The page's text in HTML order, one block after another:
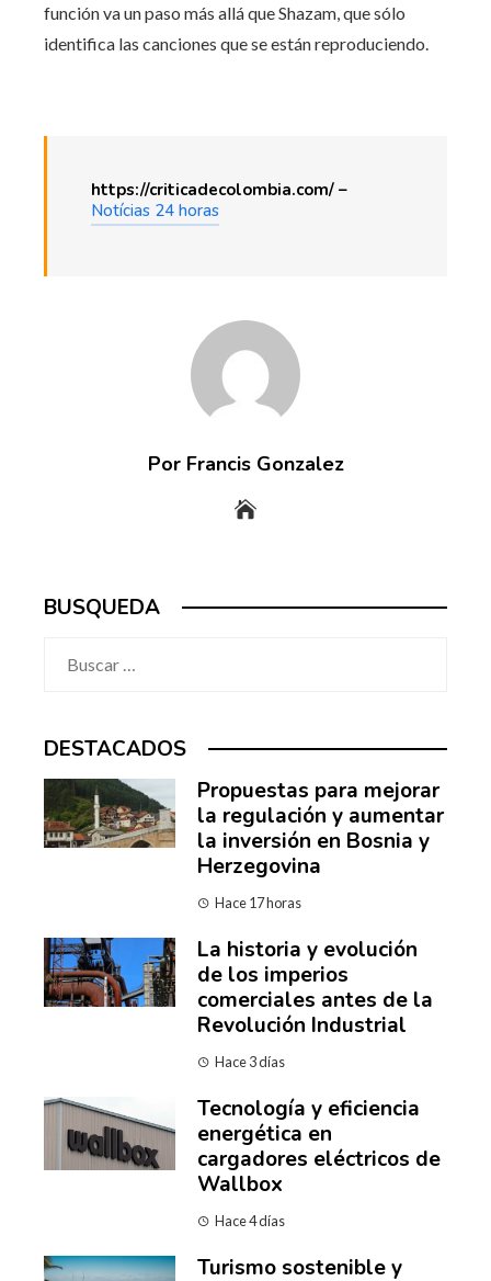
función va un paso más allá que Shazam, que sólo
identifica las canciones que se están reproduciendo.
https://criticadecolombia.com/ –
Notícias 24 horas
Por Francis Gonzalez
BUSQUEDA
DESTACADOS
Propuestas para mejorar
la regulación y aumentar
la inversión en Bosnia y
Herzegovina
Hace 17 horas
La historia y evolución
de los imperios
comerciales antes de la
Revolución Industrial
Hace 3 días
Tecnología y eficiencia
energética en
cargadores eléctricos de
Wallbox
Hace 4 días
Turismo sostenible y